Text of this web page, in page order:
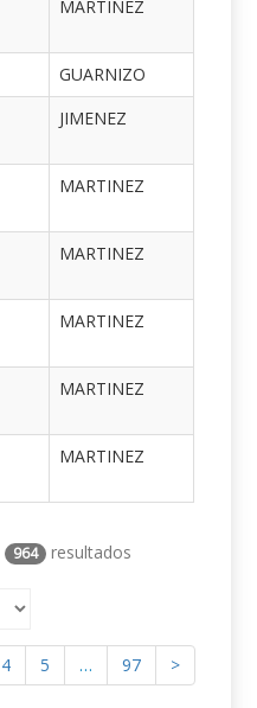
MARTINEZ
GUARNIZO
JIMENEZ
MARTINEZ
MARTINEZ
MARTINEZ
MARTINEZ
MARTINEZ
964 resultados
4 5 … 97 >